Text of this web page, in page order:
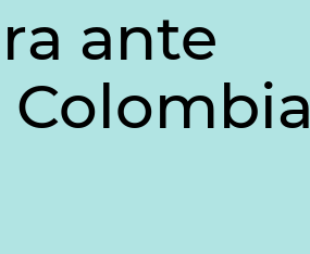
ante
Colombia